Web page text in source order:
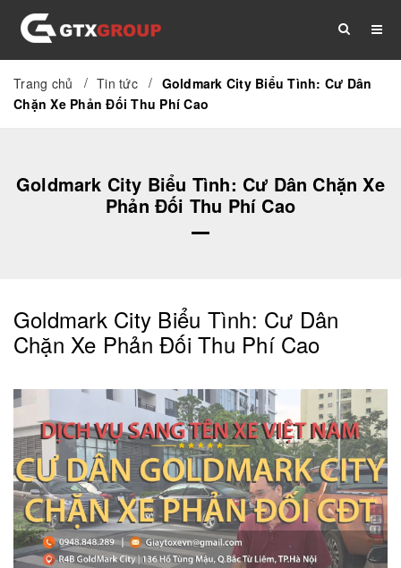
TRANG CHỦ GIỚI THIỆU DỊCH VỤ
Trang chủ / Tin tức / Goldmark City Biểu Tình: Cư Dân
Chặn Xe Phản Đối Thu Phí Cao
Goldmark City Biểu Tình: Cư Dân Chặn Xe
Phản Đối Thu Phí Cao
Goldmark City Biểu Tình: Cư Dân
Chặn Xe Phản Đối Thu Phí Cao